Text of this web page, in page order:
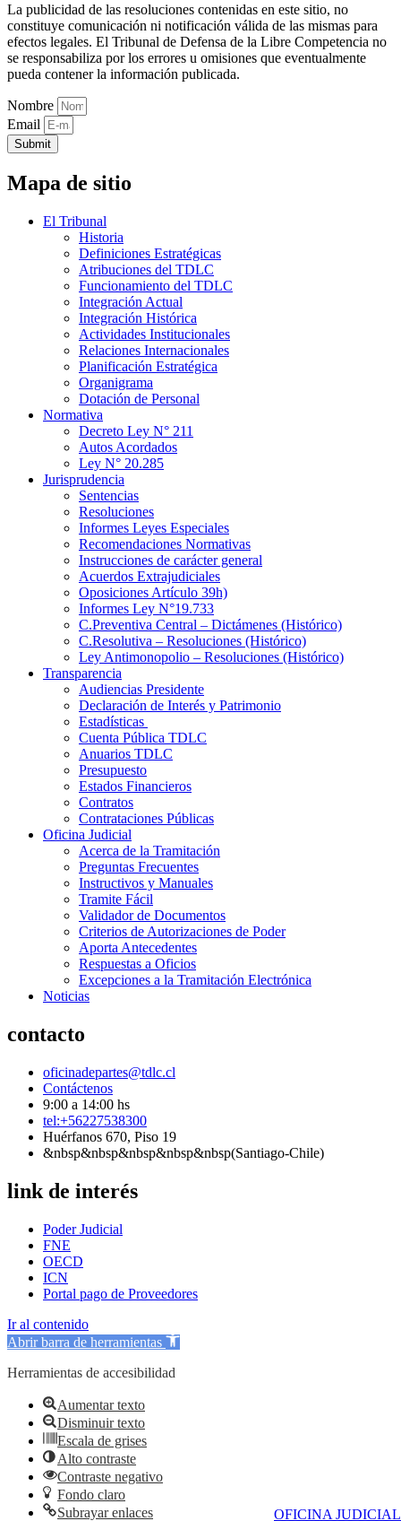
OFICINA JUDICIAL
La publicidad de las resoluciones contenidas en este sitio, no
constituye comunicación ni notificación válida de las mismas para
efectos legales. El Tribunal de Defensa de la Libre Competencia no
se responsabiliza por los errores u omisiones que eventualmente
pueda contener la información publicada.
Nombre
Email
Submit
Mapa de sitio
El Tribunal
Historia
Definiciones Estratégicas
Atribuciones del TDLC
Funcionamiento del TDLC
Integración Actual
Integración Histórica
Actividades Institucionales
Relaciones Internacionales
Planificación Estratégica
Organigrama
Dotación de Personal
Normativa
Decreto Ley N° 211
Autos Acordados
Ley N° 20.285
Jurisprudencia
Sentencias
Resoluciones
Informes Leyes Especiales
Recomendaciones Normativas
Instrucciones de carácter general
Acuerdos Extrajudiciales
Oposiciones Artículo 39h)
Informes Ley N°19.733
C.Preventiva Central – Dictámenes (Histórico)
C.Resolutiva – Resoluciones (Histórico)
Ley Antimonopolio – Resoluciones (Histórico)
Transparencia
Audiencias Presidente
Declaración de Interés y Patrimonio
Estadísticas
Cuenta Pública TDLC
Anuarios TDLC
Presupuesto
Estados Financieros
Contratos
Contrataciones Públicas
Oficina Judicial
Acerca de la Tramitación
Preguntas Frecuentes
Instructivos y Manuales
Tramite Fácil
Validador de Documentos
Criterios de Autorizaciones de Poder
Aporta Antecedentes
Respuestas a Oficios
Excepciones a la Tramitación Electrónica
Noticias
contacto
oficinadepartes@tdlc.cl
Contáctenos
9:00 a 14:00 hs
tel:+56227538300
Huérfanos 670, Piso 19
&nbsp&nbsp&nbsp&nbsp&nbsp(Santiago-Chile)
link de interés
Poder Judicial
FNE
OECD
ICN
Portal pago de Proveedores
Ir al contenido
Abrir barra de herramientas
Herramientas de accesibilidad
Aumentar texto
Disminuir texto
Escala de grises
Alto contraste
Contraste negativo
Fondo claro
Subrayar enlaces